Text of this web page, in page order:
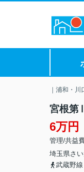
｜浦和・
宮根第
6万円
管理/共益
埼玉県さ
武蔵野